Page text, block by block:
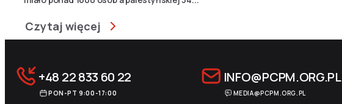
Czytaj więcej
+48 22 833 60 22
PON-PT 9:00-17:00
INFO@PCPM.ORG.PL
MEDIA@PCPM.ORG.PL